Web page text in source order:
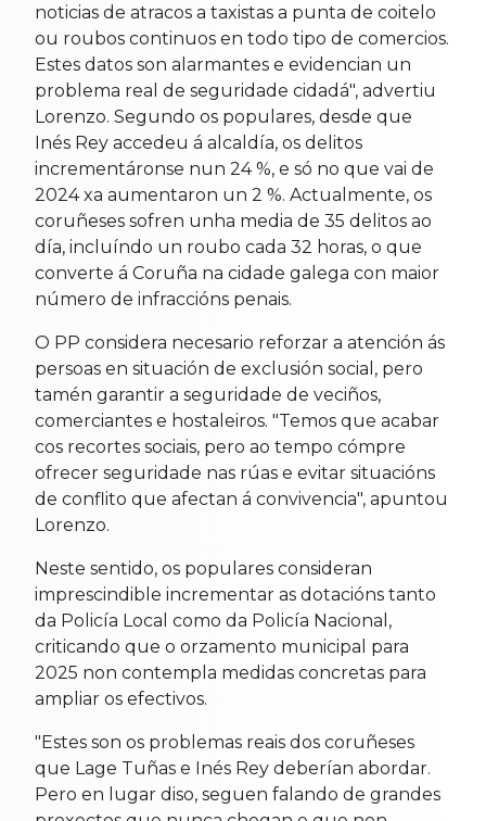
noticias de atracos a taxistas a punta de coitelo
ou roubos continuos en todo tipo de comercios.
Estes datos son alarmantes e evidencian un
problema real de seguridade cidadá", advertiu
Lorenzo. Segundo os populares, desde que
Inés Rey accedeu á alcaldía, os delitos
incrementáronse nun 24 %, e só no que vai de
2024 xa aumentaron un 2 %. Actualmente, os
coruñeses sofren unha media de 35 delitos ao
día, incluíndo un roubo cada 32 horas, o que
converte á Coruña na cidade galega con maior
número de infraccións penais.
O PP considera necesario reforzar a atención ás
persoas en situación de exclusión social, pero
tamén garantir a seguridade de veciños,
comerciantes e hostaleiros. "Temos que acabar
cos recortes sociais, pero ao tempo cómpre
ofrecer seguridade nas rúas e evitar situacións
de conflito que afectan á convivencia", apuntou
Lorenzo.
Neste sentido, os populares consideran
imprescindible incrementar as dotacións tanto
da Policía Local como da Policía Nacional,
criticando que o orzamento municipal para
2025 non contempla medidas concretas para
ampliar os efectivos.
"Estes son os problemas reais dos coruñeses
que Lage Tuñas e Inés Rey deberían abordar.
Pero en lugar diso, seguen falando de grandes